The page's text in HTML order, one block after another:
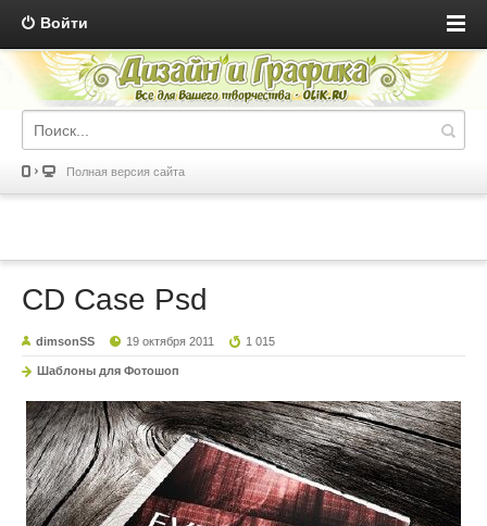
Войти
Полная версия сайта
CD Case Psd
dimsonSS 19 октября 2011 1 015
Шаблоны для Фотошоп